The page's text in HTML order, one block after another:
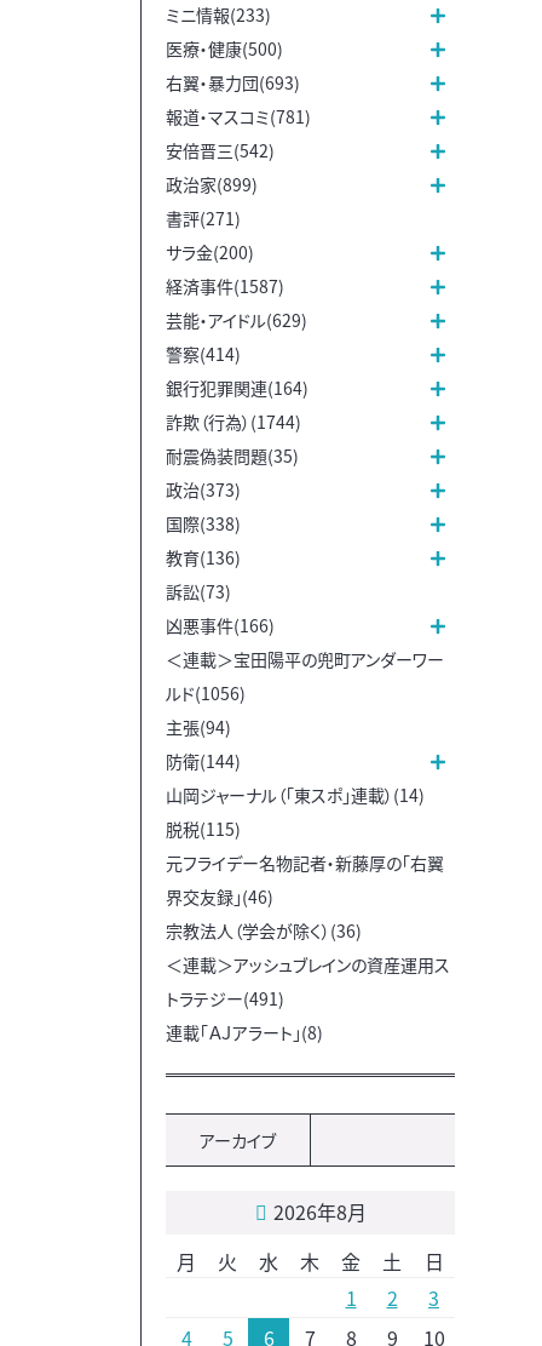
ミニ情報(233)
医療・健康(500)
右翼・暴力団(693)
報道・マスコミ(781)
安倍晋三(542)
政治家(899)
書評(271)
サラ金(200)
経済事件(1587)
芸能・アイドル(629)
警察(414)
銀行犯罪関連(164)
詐欺（行為）(1744)
耐震偽装問題(35)
政治(373)
国際(338)
教育(136)
訴訟(73)
凶悪事件(166)
＜連載＞宝田陽平の兜町アンダーワー
ルド(1056)
主張(94)
防衛(144)
山岡ジャーナル（「東スポ」連載）(14)
脱税(115)
元フライデー名物記者・新藤厚の「右翼
界交友録」(46)
宗教法人（学会が除く）(36)
＜連載＞アッシュブレインの資産運用ス
トラテジー(491)
連載「ＡＪアラート」(8)
アーカイブ
2026年8月
月
火 水 木 金 土
日
1
2
3
4
5 6 7 8 9 10